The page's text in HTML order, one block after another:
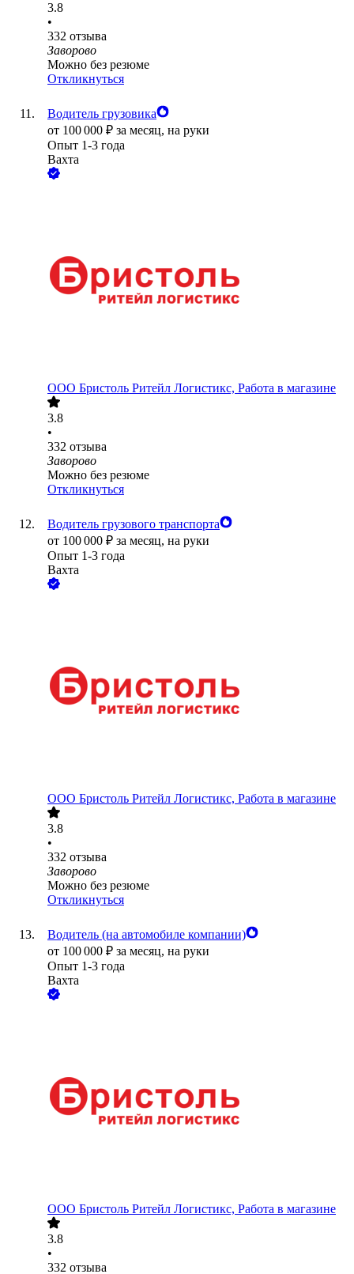
3.8
•
332 отзыва
Заворово
Можно без резюме
Откликнуться
Водитель грузовика
от 100 000 ₽ за месяц, на руки
Опыт 1-3 года
Вахта
ООО Бристоль Ритейл Логистикс, Работа в магазине
3.8
•
332 отзыва
Заворово
Можно без резюме
Откликнуться
Водитель грузового транспорта
от 100 000 ₽ за месяц, на руки
Опыт 1-3 года
Вахта
ООО Бристоль Ритейл Логистикс, Работа в магазине
3.8
•
332 отзыва
Заворово
Можно без резюме
Откликнуться
Водитель (на автомобиле компании)
от 100 000 ₽ за месяц, на руки
Опыт 1-3 года
Вахта
ООО Бристоль Ритейл Логистикс, Работа в магазине
3.8
•
332 отзыва